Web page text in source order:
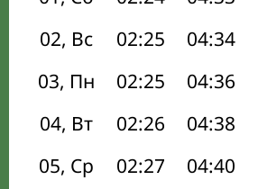
02, Вс
02:25 04:34
03, Пн
02:25 04:36
04, Вт
02:26 04:38
05, Ср
02:27 04:40